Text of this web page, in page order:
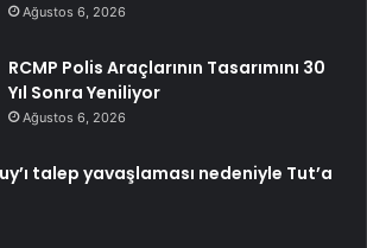
Ağustos 6, 2026
RCMP Polis Araçlarının Tasarımını 30
Yıl Sonra Yeniliyor
Ağustos 6, 2026
talep yavaşlaması nedeniyle Tut’a